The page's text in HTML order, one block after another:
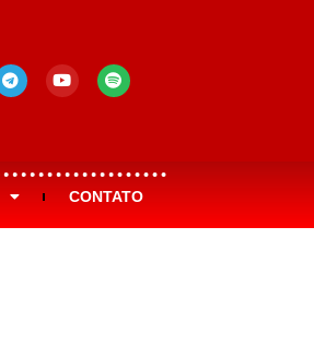
CONTATO